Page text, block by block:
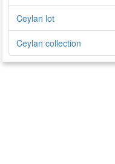
Ceylan lot
Ceylan collection